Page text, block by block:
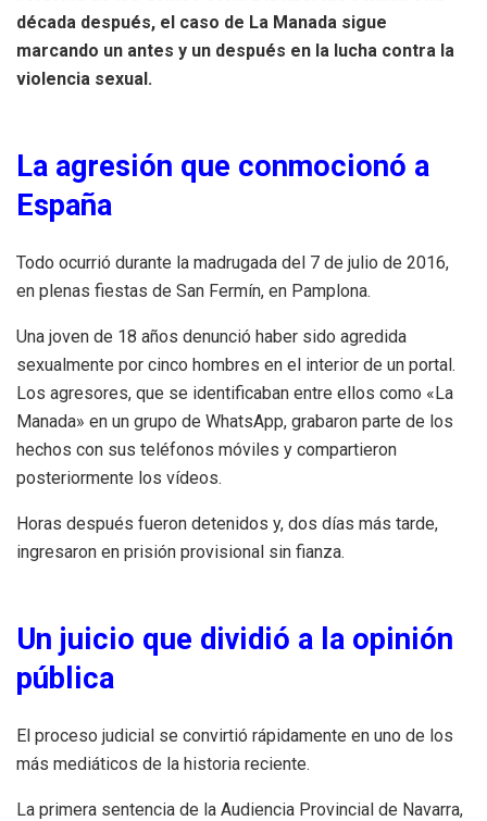
década después, el caso de La Manada sigue
marcando un antes y un después en la lucha contra la
violencia sexual.
La agresión que conmocionó a
España
Todo ocurrió durante la madrugada del 7 de julio de 2016,
en plenas fiestas de San Fermín, en Pamplona.
Una joven de 18 años denunció haber sido agredida
sexualmente por cinco hombres en el interior de un portal.
Los agresores, que se identificaban entre ellos como «La
Manada» en un grupo de WhatsApp, grabaron parte de los
hechos con sus teléfonos móviles y compartieron
posteriormente los vídeos.
Horas después fueron detenidos y, dos días más tarde,
ingresaron en prisión provisional sin fianza.
Un juicio que dividió a la opinión
pública
El proceso judicial se convirtió rápidamente en uno de los
más mediáticos de la historia reciente.
La primera sentencia de la Audiencia Provincial de Navarra,